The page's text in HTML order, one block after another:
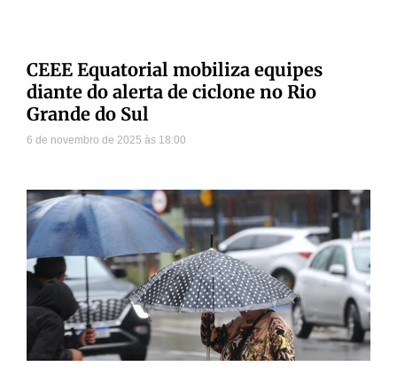
CEEE Equatorial mobiliza equipes
diante do alerta de ciclone no Rio
Grande do Sul
6 de novembro de 2025 18:00